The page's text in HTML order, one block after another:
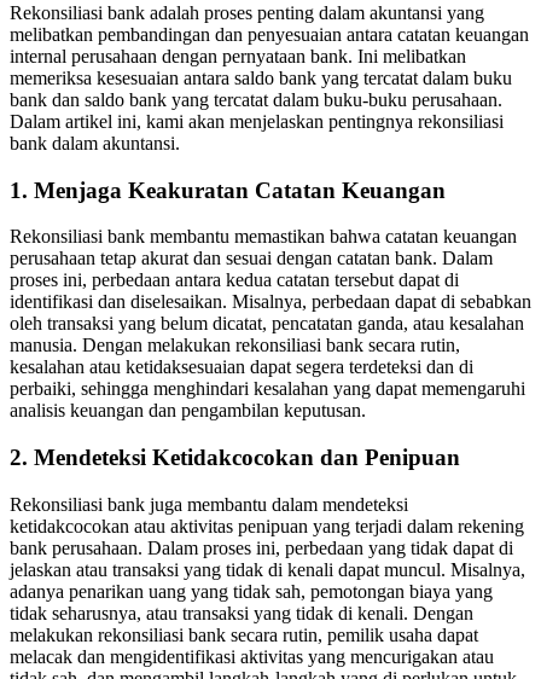
Rekonsiliasi bank adalah proses penting dalam akuntansi yang
melibatkan pembandingan dan penyesuaian antara catatan keuangan
internal perusahaan dengan pernyataan bank. Ini melibatkan
memeriksa kesesuaian antara saldo bank yang tercatat dalam buku
bank dan saldo bank yang tercatat dalam buku-buku perusahaan.
Dalam artikel ini, kami akan menjelaskan pentingnya rekonsiliasi
bank dalam akuntansi.
1. Menjaga Keakuratan Catatan Keuangan
Rekonsiliasi bank membantu memastikan bahwa catatan keuangan
perusahaan tetap akurat dan sesuai dengan catatan bank. Dalam
proses ini, perbedaan antara kedua catatan tersebut dapat di
identifikasi dan diselesaikan. Misalnya, perbedaan dapat di sebabkan
oleh transaksi yang belum dicatat, pencatatan ganda, atau kesalahan
manusia. Dengan melakukan rekonsiliasi bank secara rutin,
kesalahan atau ketidaksesuaian dapat segera terdeteksi dan di
perbaiki, sehingga menghindari kesalahan yang dapat memengaruhi
analisis keuangan dan pengambilan keputusan.
2. Mendeteksi Ketidakcocokan dan Penipuan
Rekonsiliasi bank juga membantu dalam mendeteksi
ketidakcocokan atau aktivitas penipuan yang terjadi dalam rekening
bank perusahaan. Dalam proses ini, perbedaan yang tidak dapat di
jelaskan atau transaksi yang tidak di kenali dapat muncul. Misalnya,
adanya penarikan uang yang tidak sah, pemotongan biaya yang
tidak seharusnya, atau transaksi yang tidak di kenali. Dengan
melakukan rekonsiliasi bank secara rutin, pemilik usaha dapat
melacak dan mengidentifikasi aktivitas yang mencurigakan atau